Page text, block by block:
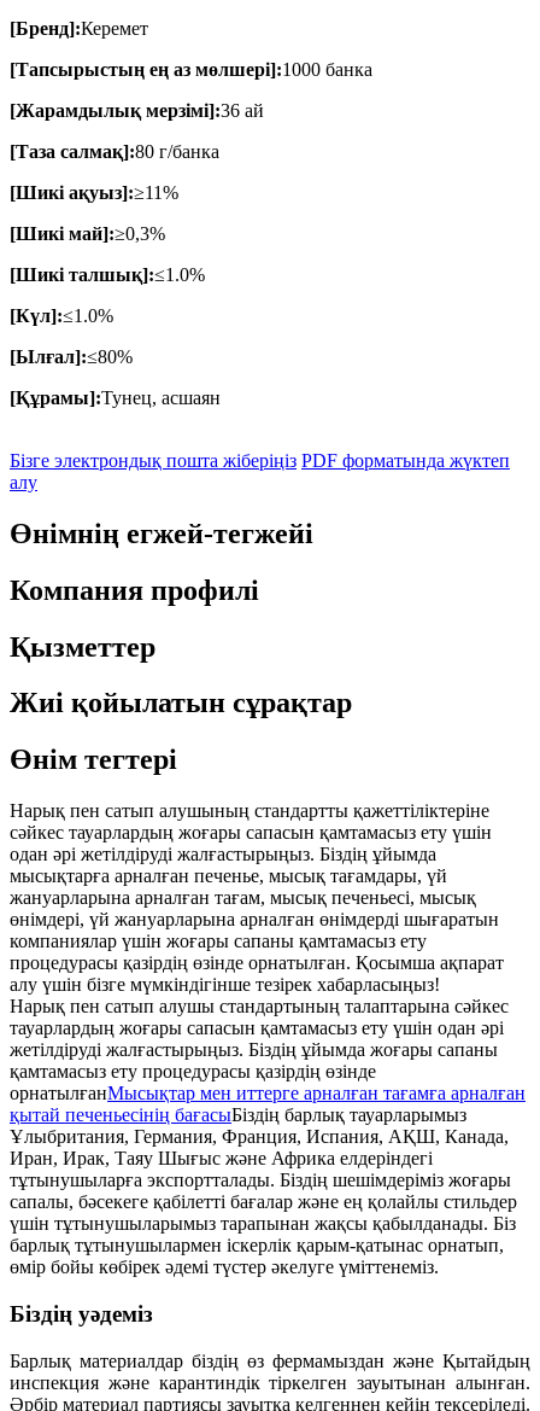
[Бренд]:Керемет
[Тапсырыстың ең аз мөлшері]:1000 банка
[Жарамдылық мерзімі]:36 ай
[Таза салмақ]:80 г/банка
[Шикі ақуыз]:≥11%
[Шикі май]:≥0,3%
[Шикі талшық]:≤1.0%
[Күл]:≤1.0%
[Ылғал]:≤80%
[Құрамы]:Тунец, асшаян
Бізге электрондық пошта жіберіңіз PDF форматында жүктеп
алу
Өнімнің егжей-тегжейі
Компания профилі
Қызметтер
Жиі қойылатын сұрақтар
Өнім тегтері
Нарық пен сатып алушының стандартты қажеттіліктеріне
сәйкес тауарлардың жоғары сапасын қамтамасыз ету үшін
одан әрі жетілдіруді жалғастырыңыз. Біздің ұйымда
мысықтарға арналған печенье, мысық тағамдары, үй
жануарларына арналған тағам, мысық печеньесі, мысық
өнімдері, үй жануарларына арналған өнімдерді шығаратын
компаниялар үшін жоғары сапаны қамтамасыз ету
процедурасы қазірдің өзінде орнатылған. Қосымша ақпарат
алу үшін бізге мүмкіндігінше тезірек хабарласыңыз!
Нарық пен сатып алушы стандартының талаптарына сәйкес
тауарлардың жоғары сапасын қамтамасыз ету үшін одан әрі
жетілдіруді жалғастырыңыз. Біздің ұйымда жоғары сапаны
қамтамасыз ету процедурасы қазірдің өзінде
орнатылғанМысықтар мен иттерге арналған тағамға арналған
қытай печеньесінің бағасыБіздің барлық тауарларымыз
Ұлыбритания, Германия, Франция, Испания, АҚШ, Канада,
Иран, Ирак, Таяу Шығыс және Африка елдеріндегі
тұтынушыларға экспортталады. Біздің шешімдеріміз жоғары
сапалы, бәсекеге қабілетті бағалар және ең қолайлы стильдер
үшін тұтынушыларымыз тарапынан жақсы қабылданады. Біз
барлық тұтынушылармен іскерлік қарым-қатынас орнатып,
өмір бойы көбірек әдемі түстер әкелуге үміттенеміз.
Біздің уәдеміз
Барлық материалдар біздің өз фермамыздан және Қытайдың
инспекция және карантиндік тіркелген зауытынан алынған.
Әрбір материал партиясы зауытқа келгеннен кейін тексеріледі.